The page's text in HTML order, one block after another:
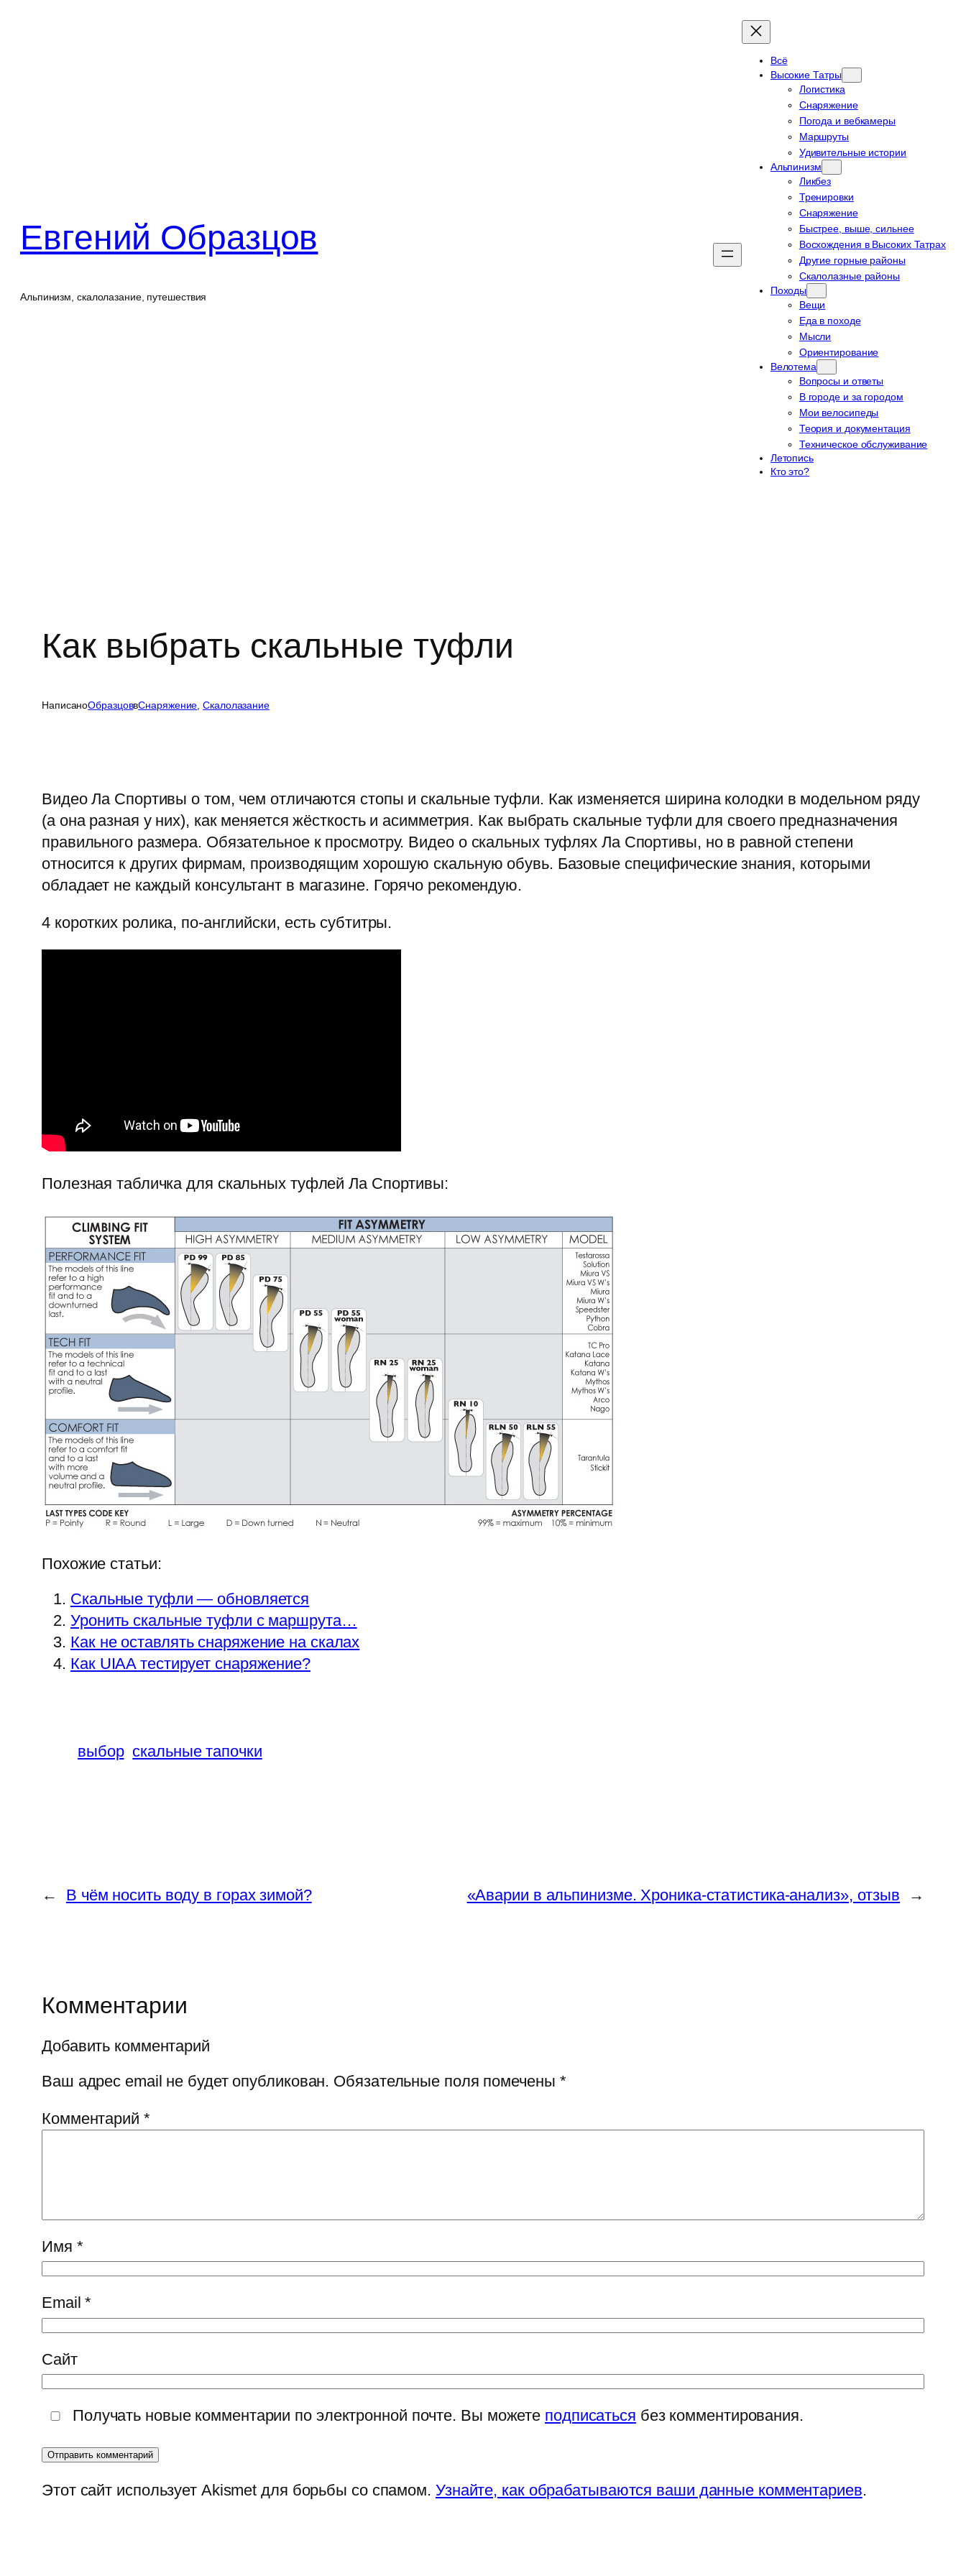
Евгений Образцов
Альпинизм, скалолазание, путешествия
Всё
Высокие Татры
Логистика
Снаряжение
Погода и вебкамеры
Маршруты
Удивительные истории
Альпинизм
Ликбез
Тренировки
Снаряжение
Быстрее, выше, сильнее
Восхождения в Высоких Татрах
Другие горные районы
Скалолазные районы
Походы
Вещи
Еда в походе
Мысли
Ориентирование
Велотема
Вопросы и ответы
В городе и за городом
Мои велосипеды
Теория и документация
Техническое обслуживание
Летопись
Кто это?
Как выбрать скальные туфли
НаписаноОбразцоввCнаряжение, Скалолазание
Видео Ла Спортивы о том, чем отличаются стопы и скальные туфли. Как изменяется ширина колодки в модельном ряду
(а она разная у них), как меняется жёсткость и асимметрия. Как выбрать скальные туфли для своего предназначения
правильного размера. Обязательное к просмотру. Видео о скальных туфлях Ла Спортивы, но в равной степени
относится к других фирмам, производящим хорошую скальную обувь. Базовые специфические знания, которыми
обладает не каждый консультант в магазине. Горячо рекомендую.
4 коротких ролика, по-английски, есть субтитры.
Полезная табличка для скальных туфлей Ла Спортивы:
Похожие статьи:
Скальные туфли — обновляется
Уронить скальные туфли с маршрута…
Как не оставлять снаряжение на скалах
Как UIAA тестирует снаряжение?
выбор скальные тапочки
← В чём носить воду в горах зимой? «Аварии в альпинизме. Хроника-статистика-анализ», отзыв →
Комментарии
Добавить комментарий
Ваш адрес email не будет опубликован. Обязательные поля помечены *
Комментарий *
Имя *
Email*
Сайт
Получать новые комментарии по электронной почте. Вы можете подписаться без комментирования.
Этот сайт использует Akismet для борьбы со спамом. Узнайте, как обрабатываются ваши данные комментариев.